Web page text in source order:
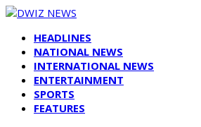
HEADLINES
NATIONAL NEWS
INTERNATIONAL NEWS
ENTERTAINMENT
SPORTS
FEATURES